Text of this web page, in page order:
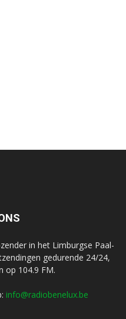
in het Limburgse Paal-
gedurende 24/24,
op 104.9 FM.
info@radiobenelux.be